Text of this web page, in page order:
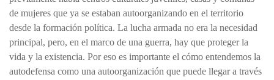
de mujeres que ya se estaban autoorganizando en el territorio
desde la formación política. La lucha armada no era la necesidad
principal, pero, en el marco de una guerra, hay que proteger la
vida y la existencia. Por eso es importante el cómo entendemos la
autodefensa como una autoorganización que puede llegar a través